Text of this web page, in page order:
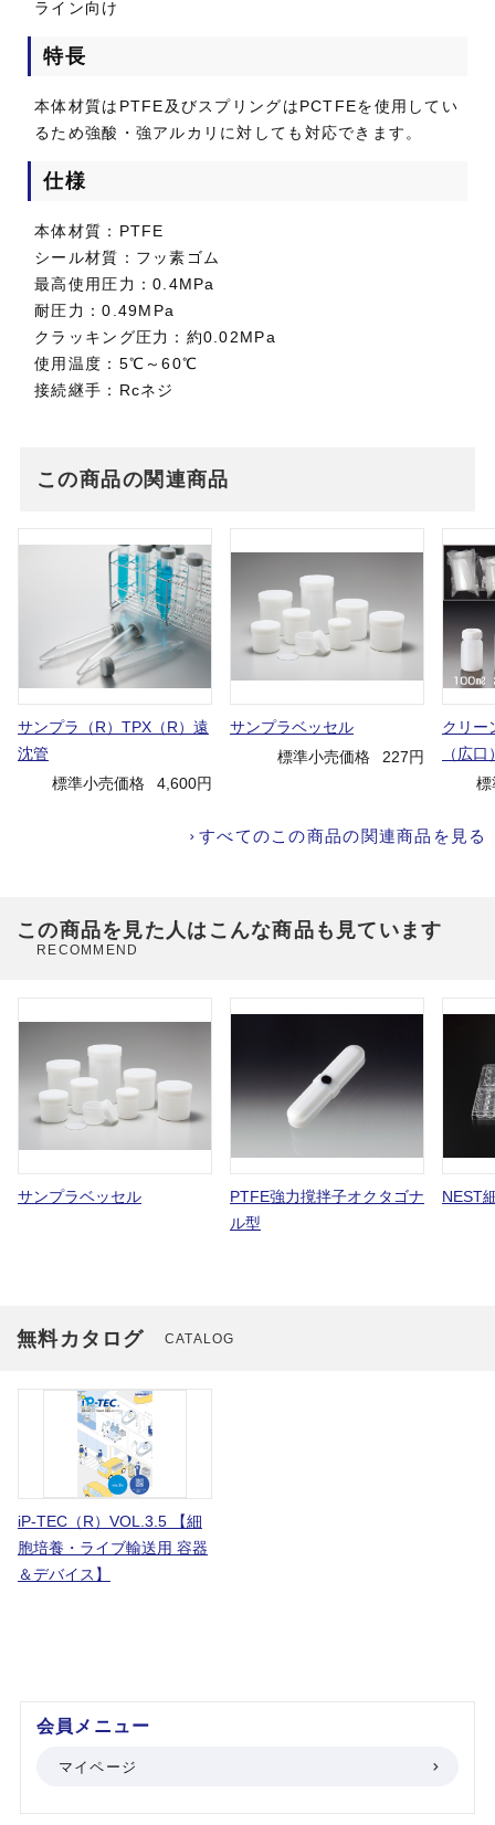
ライン向け
特長
本体材質はPTFE及びスプリングはPCTFEを使用してい
るため強酸・強アルカリに対しても対応できます。
仕様
本体材質：PTFE
シール材質：フッ素ゴム
最高使用圧力：0.4MPa
耐圧力：0.49MPa
クラッキング圧力：約0.02MPa
使用温度：5℃～60℃
接続継手：Rcネジ
この商品の関連商品
サンプラ（R）TPX（R）遠
沈管
標準小売価格
4,600円
サンプラベッセル
標準小売価格
227円
クリー
（広口
標
すべてのこの商品の関連商品を見る
この商品を見た人はこんな商品も見ています
RECOMMEND
サンプラベッセル
PTFE強力撹拌子オクタゴナ
ル型
NEST
無料カタログ CATALOG
iP-TEC（R）VOL.3.5 【細
胞培養・ライブ輸送用 容器
＆デバイス】
会員メニュー
マイページ